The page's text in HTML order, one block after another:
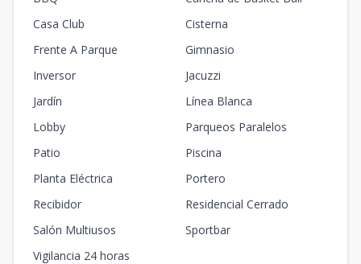
Casa Club
Cisterna
Frente A Parque
Gimnasio
Inversor
Jacuzzi
Jardín
Línea Blanca
Lobby
Parqueos Paralelos
Patio
Piscina
Planta Eléctrica
Portero
Recibidor
Residencial Cerrado
Salón Multiusos
Sportbar
Vigilancia 24 horas